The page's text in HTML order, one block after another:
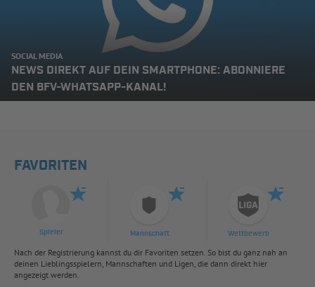
SOCIAL MEDIA
NEWS DIREKT AUF DEIN SMARTPHONE: ABONNIERE
DEN BFV-WHATSAPP-KANAL!
FAVORITEN
Spieler Mannschaft Wettbewerb
Nach der Registrierung kannst du dir Favoriten setzen. So bist du ganz nah an
deinen Lieblingsspielern, Mannschaften und Ligen, die dann direkt hier
angezeigt werden.